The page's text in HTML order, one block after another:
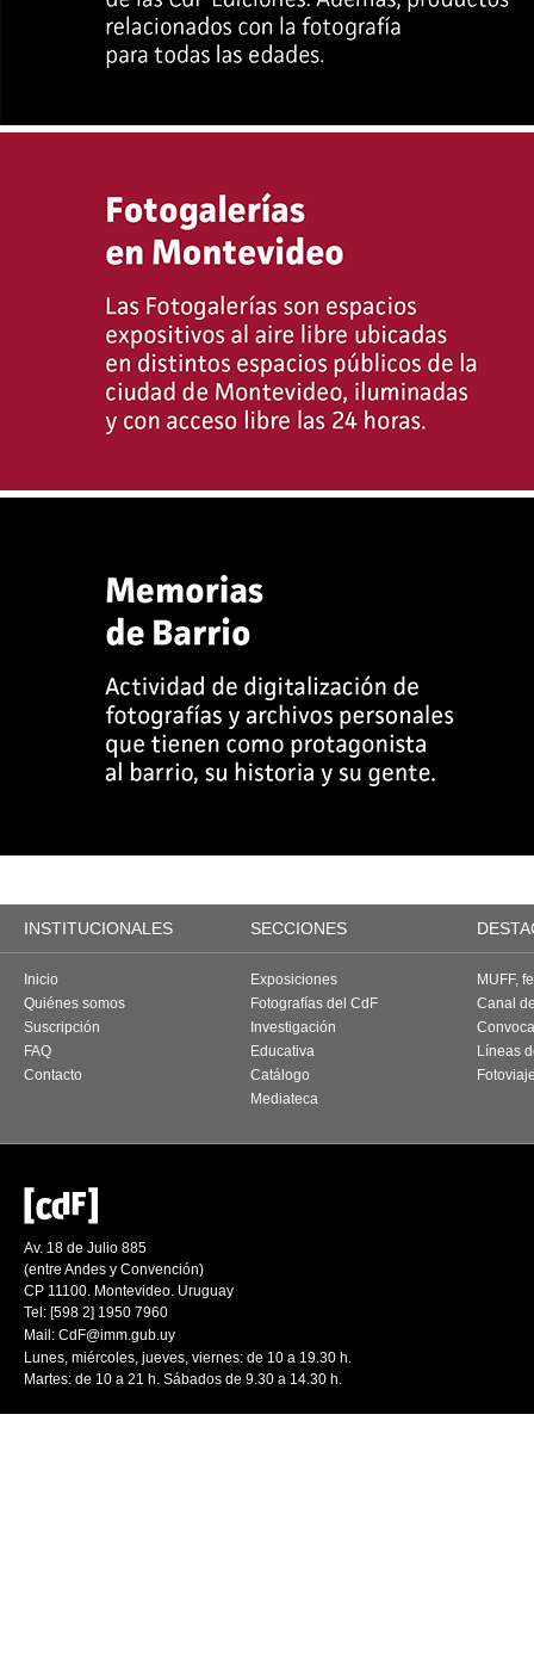
INSTITUCIONALES SECCIONES
Inicio
Quiénes somos
Suscripción
FAQ
Contacto
Exposiciones
Fotografías del CdF
Investigación
Educativa
Catálogo
Mediateca
MUFF,
Canal
Líneas
Av. 18 de Julio 885
(entre Andes y Convención)
CP 11100. Montevideo. Uruguay
Tel: [598 2] 1950 7960
Mail: CdF@imm.gub.uy
Lunes, miércoles, jueves, viernes: de 10 a 19.30 h.
Martes: de 10 a 21 h. Sábados de 9.30 a 14.30 h.